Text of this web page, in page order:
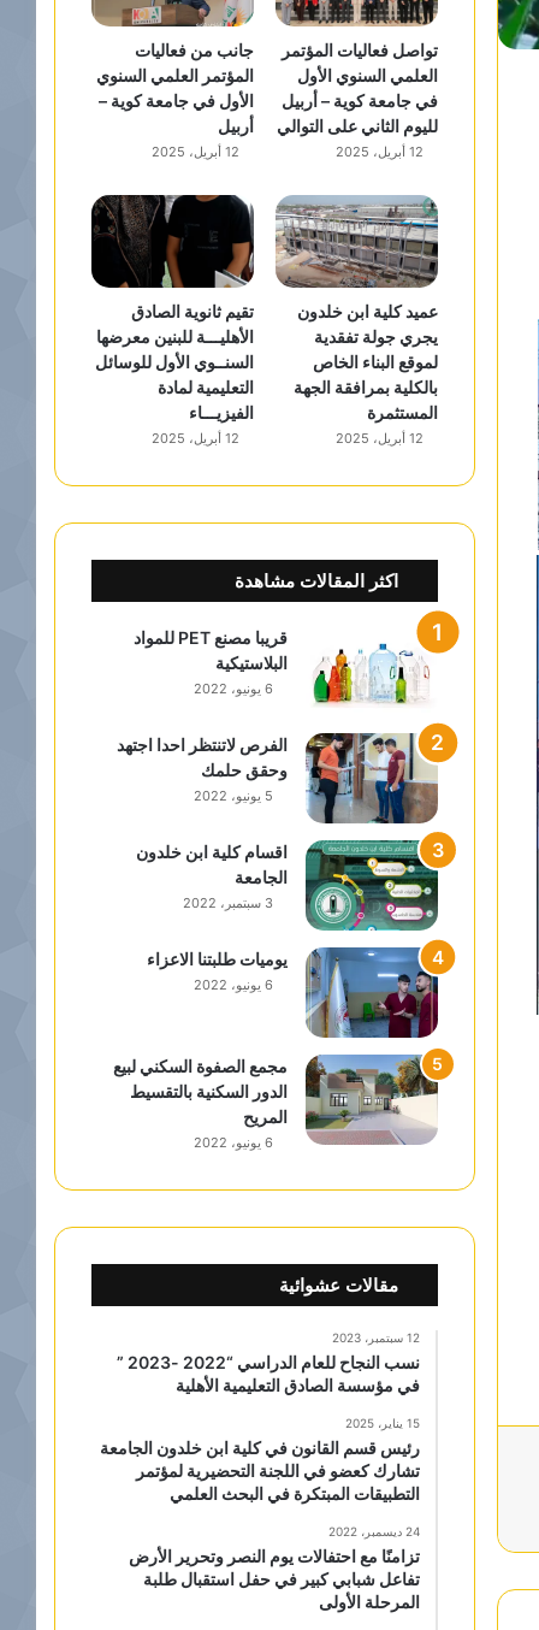
تواصل فعاليات المؤتمر
العلمي السنوي الأول
في جامعة كوية – أربيل
لليوم الثاني على التوالي
12 أبريل، 2025
جانب من فعاليات
المؤتمر العلمي السنوي
الأول في جامعة كوية –
أربيل
12 أبريل، 2025
عميد كلية ابن خلدون
يجري جولة تفقدية
لموقع البناء الخاص
بالكلية بمرافقة الجهة
المستثمرة
12 أبريل، 2025
تقيم ثانوية الصادق
الأهليـــة للبنين معرضها
السنــوي الأول للوسائل
التعليمية لمادة
الفيزيـــاء
12 أبريل، 2025
اكثر المقالات مشاهدة
قريبا مصنع PET للمواد
البلاستيكية
6 يونيو، 2022
الفرص لاتنتظر احدا اجتهد
وحقق حلمك
5 يونيو، 2022
اقسام كلية ابن خلدون
الجامعة
3 سبتمبر، 2022
يوميات طلبتنا الاعزاء
6 يونيو، 2022
مجمع الصفوة السكني لبيع
الدور السكنية بالتقسيط
المريح
6 يونيو، 2022
مقالات عشوائية
12 سبتمبر، 2023
نسب النجاح للعام الدراسي “2022 -2023 ”
في مؤسسة الصادق التعليمية الأهلية
15 يناير، 2025
رئيس قسم القانون في كلية ابن خلدون الجامعة
تشارك كعضو في اللجنة التحضيرية لمؤتمر
التطبيقات المبتكرة في البحث العلمي
24 ديسمبر، 2022
تزامنًا مع احتفالات يوم النصر وتحرير الأرض
تفاعل شبابي كبير في حفل استقبال طلبة
المرحلة الأولى